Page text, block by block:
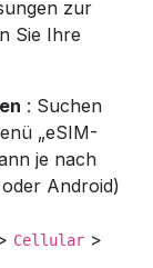
zur
Sie Ihre
: Suchen
„eSIM-
je nach
Android)
Cellular >